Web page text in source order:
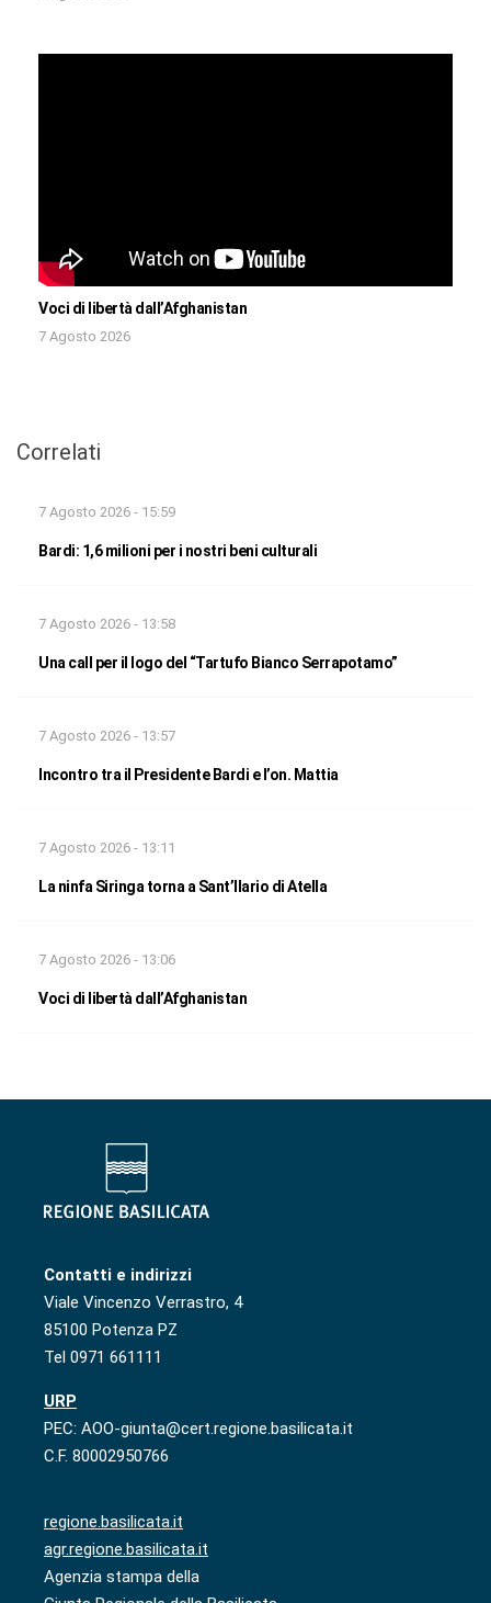
Voci di libertà dall’Afghanistan
7 Agosto 2026
Correlati
7 Agosto 2026 - 15:59
Bardi: 1,6 milioni per i nostri beni culturali
7 Agosto 2026 - 13:58
Una call per il logo del “Tartufo Bianco Serrapotamo”
7 Agosto 2026 - 13:57
Incontro tra il Presidente Bardi e l’on. Mattia
7 Agosto 2026 - 13:11
La ninfa Siringa torna a Sant’Ilario di Atella
7 Agosto 2026 - 13:06
Voci di libertà dall’Afghanistan
Contatti e indirizzi
Viale Vincenzo Verrastro, 4
85100 Potenza PZ
Tel 0971 661111
URP
PEC: AOO-giunta@cert.regione.basilicata.it
C.F. 80002950766
regione.basilicata.it
agr.regione.basilicata.it
Agenzia stampa della